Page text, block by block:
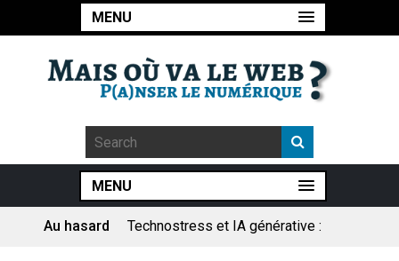
MENU
MENU
Au hasard
Technostress et IA générative :